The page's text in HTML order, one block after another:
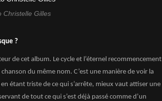
Christelle Gilles
?
de cet album. Le cycle et l’éternel recommencement
chanson du même nom. C’est une manière de voir la
étant triste de ce qui s’arrête, mieux vaut attiser une
de tout ce qui s’est déjà passé comme d’un